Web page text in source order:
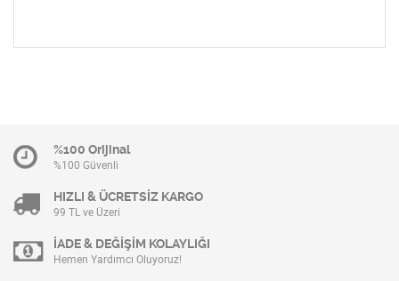
%100 Orijinal
%100 Güvenli
HIZLI & ÜCRETSİZ KARGO
99 TL ve Üzeri
İADE & DEĞİŞİM KOLAYLIĞI
Hemen Yardımcı Oluyoruz!